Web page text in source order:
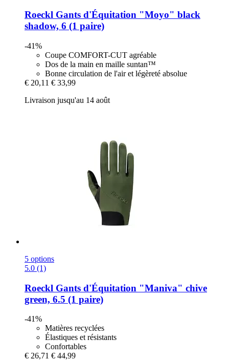
Roeckl Gants d'Équitation "Moyo" black
shadow, 6 (1 paire)
-41%
Coupe COMFORT-CUT agréable
Dos de la main en maille suntan™
Bonne circulation de l'air et légèreté absolue
€ 20,11 € 33,99
Livraison jusqu'au 14 août
5 options
5.0 (1)
Roeckl Gants d'Équitation "Maniva" chive
green, 6.5 (1 paire)
-41%
Matières recyclées
Élastiques et résistants
Confortables
€ 26,71 € 44,99